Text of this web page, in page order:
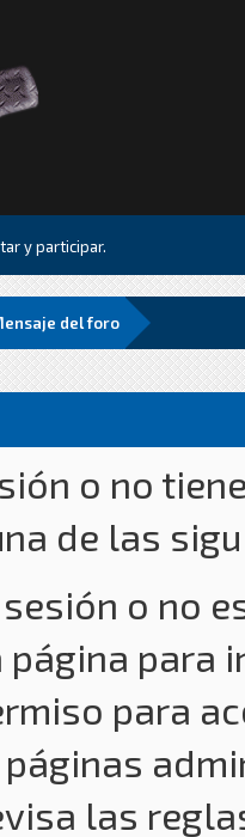
y participar.
del foro
o no
de las
o no
para
para
páginas
las